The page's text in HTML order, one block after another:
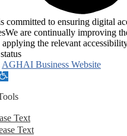
committed to ensuring digital
are continually improving
the relevant
AGHAI Business Website
Text
Text